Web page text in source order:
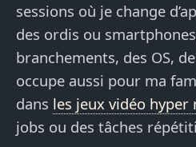
sessions où je change
des ordis ou
branchements, des OS,
occupe aussi pour ma
dans les jeux vidéo hyper
jobs ou des tâches